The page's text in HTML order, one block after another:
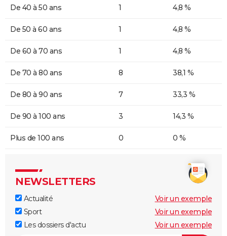
De 40 à 50 ans 1 4,8 %
De 50 à 60 ans 1 4,8 %
De 60 à 70 ans 1 4,8 %
De 70 à 80 ans 8 38,1 %
De 80 à 90 ans 7 33,3 %
De 90 à 100 ans 3 14,3 %
Plus de 100 ans 0 0 %
NEWSLETTERS
Actualité
Voir un exemple
Sport
Voir un exemple
Les dossiers d'actu
Voir un exemple